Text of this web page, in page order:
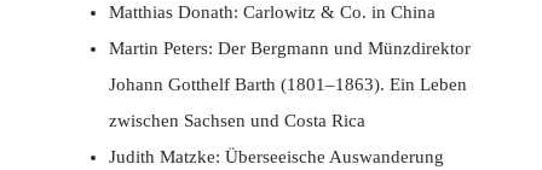
Matthias Donath: Carlowitz & Co. in China
Martin Peters: Der Bergmann und Münzdirektor
Johann Gotthelf Barth (1801–1863). Ein Leben
zwischen Sachsen und Costa Rica
Judith Matzke: Überseeische Auswanderung